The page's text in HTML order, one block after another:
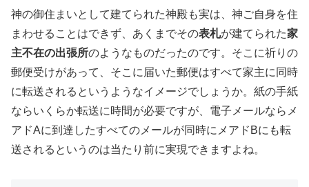
神の御住まいとして建てられた神殿も実は、神ご自身を住
まわせることはできず、あくまでその表札が建てられた家
主不在の出張所のようなものだったのです。そこに祈りの
郵便受けがあって、そこに届いた郵便はすべて家主に同時
に転送されるというようなイメージでしょうか。紙の手紙
ならいくらか転送に時間が必要ですが、電子メールならメ
アドAに到達したすべてのメールが同時にメアドBにも転
送されるというのは当たり前に実現できますよね。